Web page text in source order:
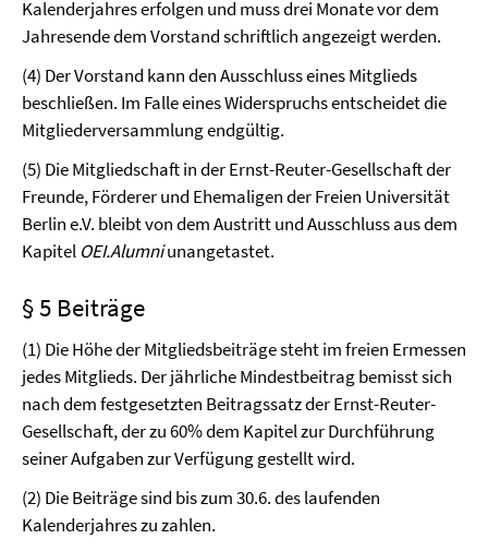
Kalenderjahres erfolgen und muss drei Monate vor dem
Jahresende dem Vorstand schriftlich angezeigt werden.
(4) Der Vorstand kann den Ausschluss eines Mitglieds
beschließen. Im Falle eines Widerspruchs entscheidet die
Mitgliederversammlung endgültig.
(5) Die Mitgliedschaft in der Ernst-Reuter-Gesellschaft der
Freunde, Förderer und Ehemaligen der Freien Universität
Berlin e.V. bleibt von dem Austritt und Ausschluss aus dem
Kapitel OEI.Alumniunangetastet.
§ 5 Beiträge
(1) Die Höhe der Mitgliedsbeiträge steht im freien Ermessen
jedes Mitglieds. Der jährliche Mindestbeitrag bemisst sich
nach dem festgesetzten Beitragssatz der Ernst-Reuter-
Gesellschaft, der zu 60% dem Kapitel zur Durchführung
seiner Aufgaben zur Verfügung gestellt wird.
(2) Die Beiträge sind bis zum 30.6. des laufenden
Kalenderjahres zu zahlen.